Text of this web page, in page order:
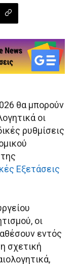
θα μπορούν
οι
ρυθμίσεις
Εξετάσεις
οι
εντός
σχετική